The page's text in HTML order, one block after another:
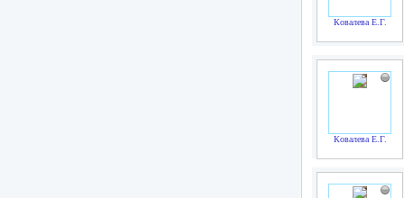
Ковалева Е.Г.
Ковалева Е.Г.